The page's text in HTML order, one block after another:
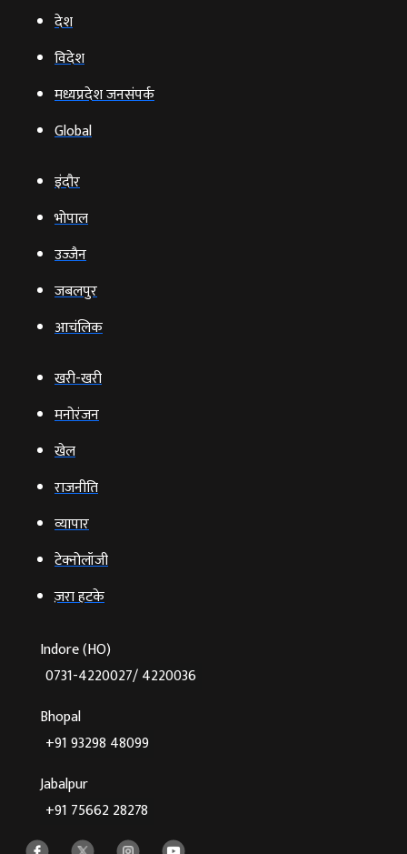
देश
विदेश
मध्यप्रदेश जनसंपर्क
Global
इंदौर
भोपाल
उज्‍जैन
जबलपुर
आचंलिक
खरी-खरी
मनोरंजन
खेल
राजनीति
व्‍यापार
टेक्‍नोलॉजी
ज़रा हटके
Indore (HO)
0731-4220027/ 4220036
Bhopal
+91 93298 48099
Jabalpur
+91 75662 28278